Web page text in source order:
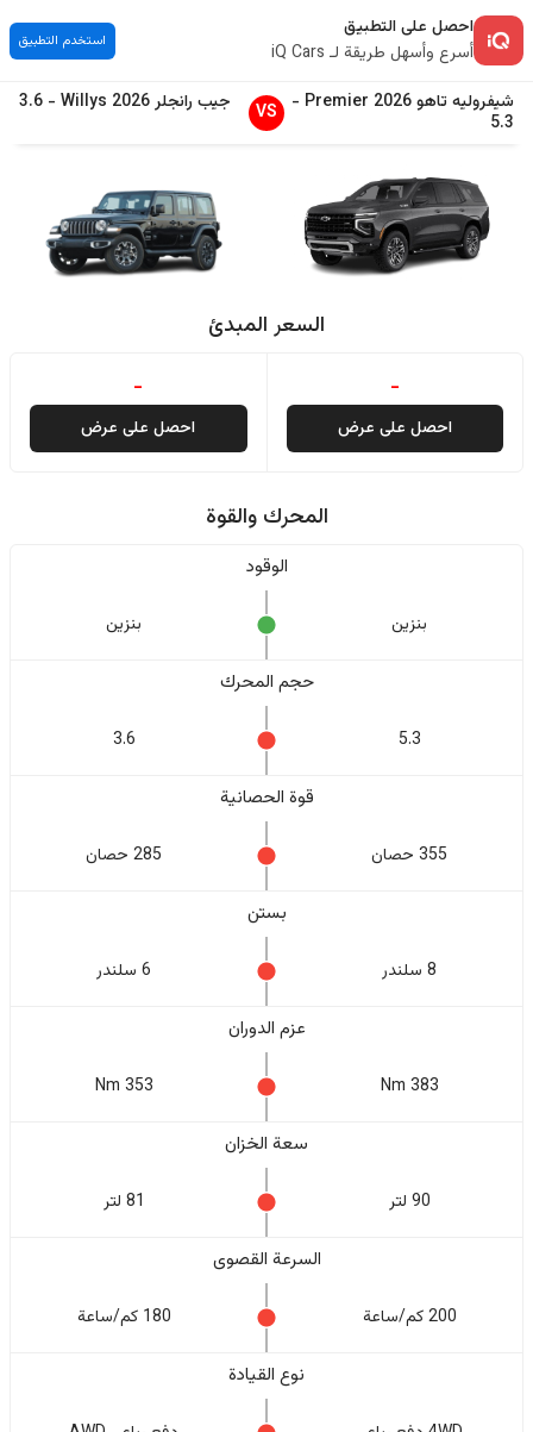
احصل على التطبيق
أسرع وأسهل طريقة لـ iQ Cars
استخدم التطبيق
شيفروليه تاهو2026
Premier
-
5.3
VS جيب رانجلر2026
Willys
-
3.6
السعر المبدئ
-
احصل على عرض
-
احصل على عرض
المحرك والقوة
الوقود
بنزين بنزين
حجم المحرك
5.3
3.6
قوة الحصانية
355 حصان 285 حصان
بستن
8 سلندر 6 سلندر
عزم الدوران
383 Nm
353 Nm
سعة الخزان
90 لتر 81 لتر
السرعة القصوى
200 كم/ساعة 180 كم/ساعة
نوع القيادة